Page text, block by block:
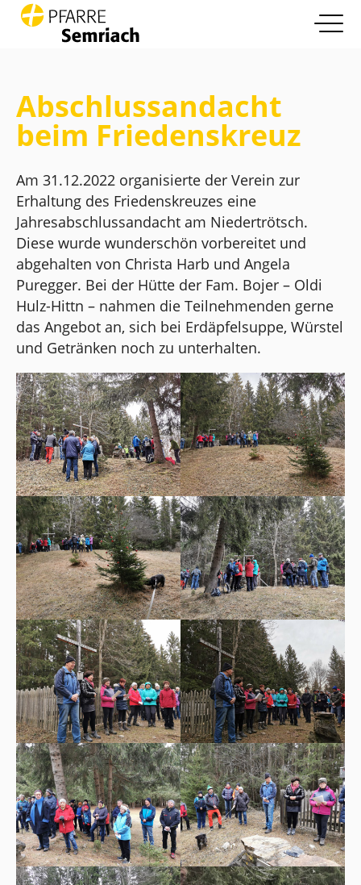
Pfarrleben
Die Pfarre
Kontakt
Abschlussandacht
beim Friedenskreuz
Am 31.12.2022 organisierte der Verein zur
Erhaltung des Friedenskreuzes eine
Jahresabschlussandacht am Niedertrötsch.
Diese wurde wunderschön vorbereitet und
abgehalten von Christa Harb und Angela
Puregger. Bei der Hütte der Fam. Bojer – Oldi
Hulz-Hittn – nahmen die Teilnehmenden gerne
das Angebot an, sich bei Erdäpfelsuppe, Würstel
und Getränken noch zu unterhalten.